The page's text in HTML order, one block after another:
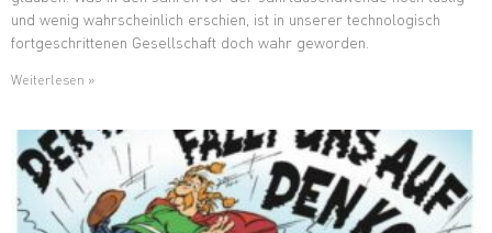
und wenig wahrscheinlich erschien, ist in unserer technologisch
fortgeschrittenen Gesellschaft doch wahr geworden.
Weiterlesen »